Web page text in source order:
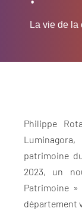
La vie de la
Philippe
patrimoine
2023, un
Patrimoine
département